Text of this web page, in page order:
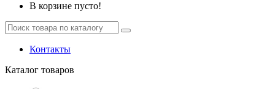
В корзине пусто!
Контакты
Каталог товаров